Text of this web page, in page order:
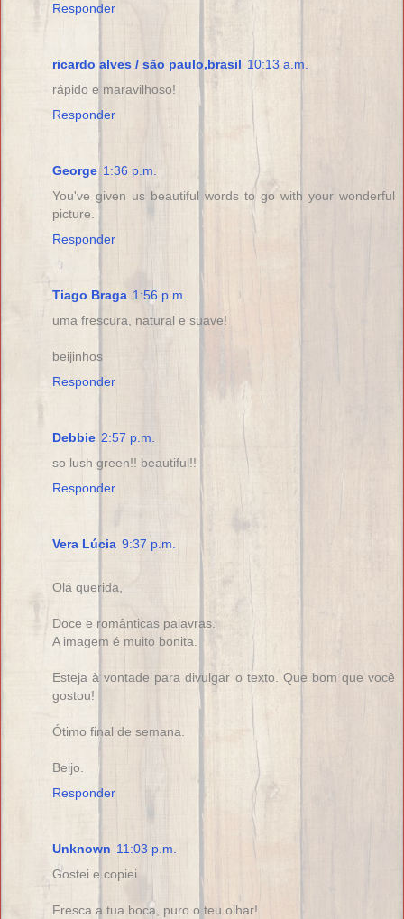
Responder
ricardo alves / são paulo,brasil 10:13 a.m.
rápido e maravilhoso!
Responder
George 1:36 p.m.
You've given us beautiful words to go with your wonderful
picture.
Responder
Tiago Braga 1:56 p.m.
uma frescura, natural e suave!
beijinhos
Responder
Debbie 2:57 p.m.
so lush green!! beautiful!!
Responder
Vera Lúcia 9:37 p.m.
Olá querida,
Doce e românticas palavras.
A imagem é muito bonita.
Esteja à vontade para divulgar o texto. Que bom que você
gostou!
Ótimo final de semana.
Beijo.
Responder
Unknown 11:03 p.m.
Gostei e copiei
Fresca a tua boca, puro o teu olhar!